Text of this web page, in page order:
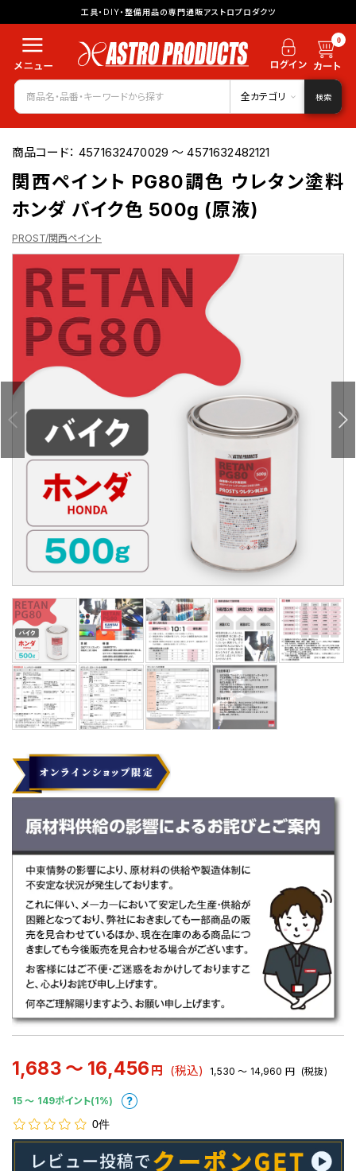
工具・DIY・整備用品の専門通販アストロプロダクツ
0
全カテゴリ 検索
商品コード：4571632470029 ～ 4571632482121
関西ペイント PG80調色 ウレタン塗料
ホンダ バイク色 500g (原液)
PROST/関西ペイント
1,683 ～ 16,456 円 (税込) 1,530 ～ 14,960 円 (税抜)
15 〜 149ポイント(1%)
0件